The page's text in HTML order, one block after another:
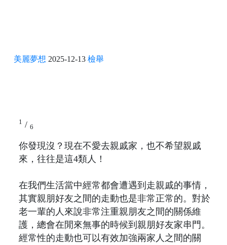
美麗夢想 2025-12-13 檢舉
1 / 6
你發現沒？現在不愛去親戚家，也不希望親戚
來，往往是這4類人！
在我們生活當中經常都會遭遇到走親戚的事情，
其實親朋好友之間的走動也是非常正常的。對於
老一輩的人來說非常注重親朋友之間的關係維
護，總會在閒來無事的時候到親朋好友家串門。
經常性的走動也可以有效加強兩家人之間的關